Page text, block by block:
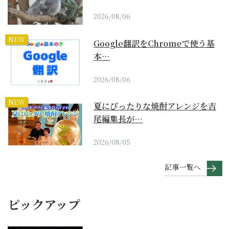
2026/08/06
NEW
Google翻訳をChromeで使う基
本…
2026/08/06
NEW
夏にぴったりな焼酎アレンジを吉
尾編集長が…
2026/08/05
記事一覧へ
ピックアップ